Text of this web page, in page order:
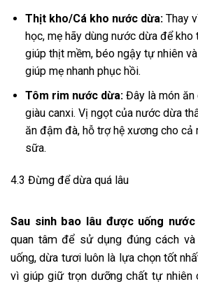
Thịt kho/Cá kho nước dừa:Thay
học, mẹ hãy dùng nước dừa để
giúp thịt mềm, béo ngậy tự nhiên
giúp mẹ nhanh phục hồi.
Tôm rim nước dừa:Đây là món ăn
giàu canxi. Vị ngọt của nước dừa
ăn đậm đà, hỗ trợ hệ xương cho cả
sữa.
4.3 Đừng để dừa quá lâu
Sau sinh bao lâu được uống
quan tâm để sử dụng đúng cách
uống, dừa tươi luôn là lựa chọn tốt
vì giúp giữ trọn dưỡng chất tự nhiên